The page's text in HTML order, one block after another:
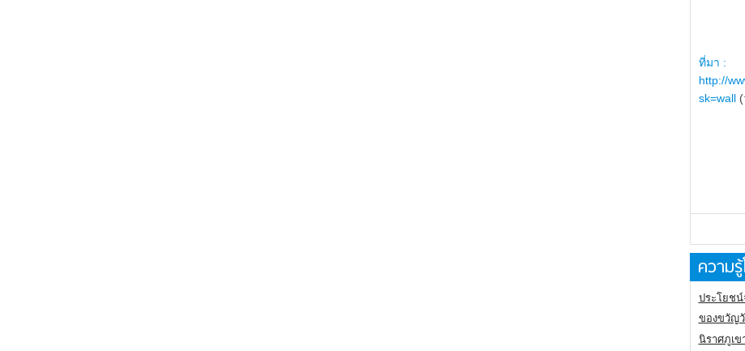
ที่มา :
http://
sk=wall
ความ
ประโยชน์
ของขวัญ
นิราศภูเข